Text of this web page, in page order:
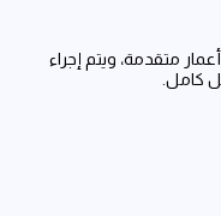
متقدمة، ويتم إجراء
كامل.